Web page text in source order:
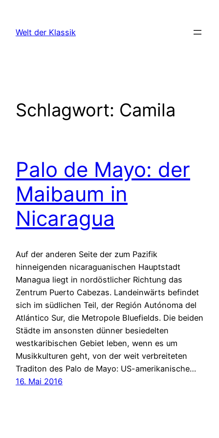
springen
Welt der Klassik
Schlagwort: Camila
Palo de Mayo: der
Maibaum in
Nicaragua
Auf der anderen Seite der zum Pazifik
hinneigenden nicaraguanischen Hauptstadt
Managua liegt in nordöstlicher Richtung das
Zentrum Puerto Cabezas. Landeinwärts befindet
sich im südlichen Teil, der Región Autónoma del
Atlántico Sur, die Metropole Bluefields. Die beiden
Städte im ansonsten dünner besiedelten
westkaribischen Gebiet leben, wenn es um
Musikkulturen geht, von der weit verbreiteten
Traditon des Palo de Mayo: US-amerikanische…
16. Mai 2016